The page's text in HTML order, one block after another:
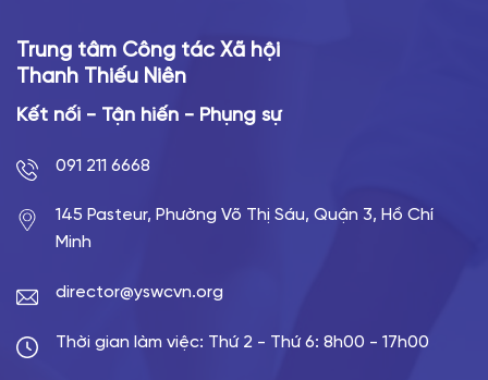
Trung tâm Công tác Xã hội
Thanh Thiếu Niên
Kết nối - Tận hiến - Phụng sự
091 211 6668
145 Pasteur, Phường Võ Thị Sáu, Quận 3, Hồ Chí
Minh
director@yswcvn.org
Thời gian làm việc: Thứ 2 - Thứ 6: 8h00 - 17h00